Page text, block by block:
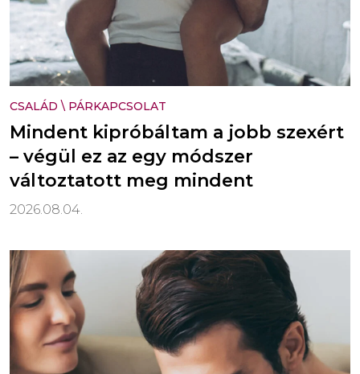
CSALÁD \ PÁRKAPCSOLAT
Mindent kipróbáltam a jobb szexért
– végül ez az egy módszer
változtatott meg mindent
2026.08.04.